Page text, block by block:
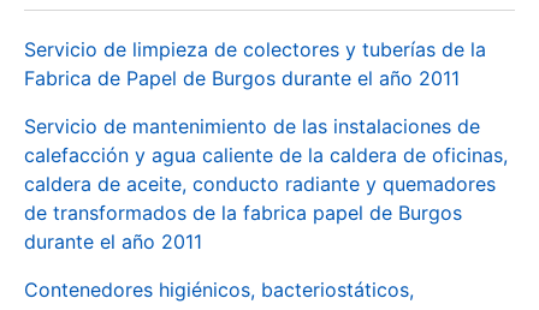
Servicio de limpieza de colectores y tuberías de la
Fabrica de Papel de Burgos durante el año 2011
Servicio de mantenimiento de las instalaciones de
calefacción y agua caliente de la caldera de oficinas,
caldera de aceite, conducto radiante y quemadores
de transformados de la fabrica papel de Burgos
durante el año 2011
Contenedores higiénicos, bacteriostáticos,